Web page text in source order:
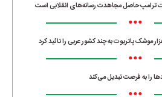
ترامپ حاصل مجاهدت رسانه‌های انقلابی است
•••
موشک پاتریوت به چند کشور عربی را تائید کرد
•••
را به فرصت تبدیل می‌کند